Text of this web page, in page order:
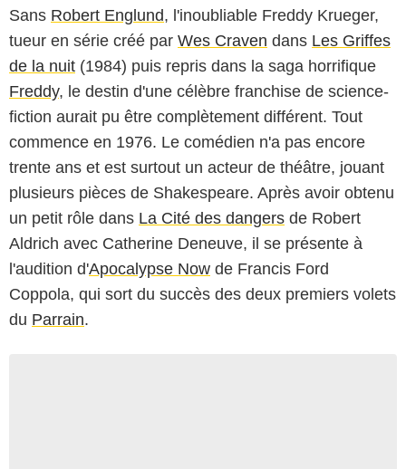
Sans Robert Englund, l'inoubliable Freddy Krueger,
tueur en série créé par Wes Craven dans Les Griffes
de la nuit (1984) puis repris dans la saga horrifique
Freddy, le destin d'une célèbre franchise de science-
fiction aurait pu être complètement différent. Tout
commence en 1976. Le comédien n'a pas encore
trente ans et est surtout un acteur de théâtre, jouant
plusieurs pièces de Shakespeare. Après avoir obtenu
un petit rôle dans La Cité des dangers de Robert
Aldrich avec Catherine Deneuve, il se présente à
l'audition d'Apocalypse Now de Francis Ford
Coppola, qui sort du succès des deux premiers volets
du Parrain.